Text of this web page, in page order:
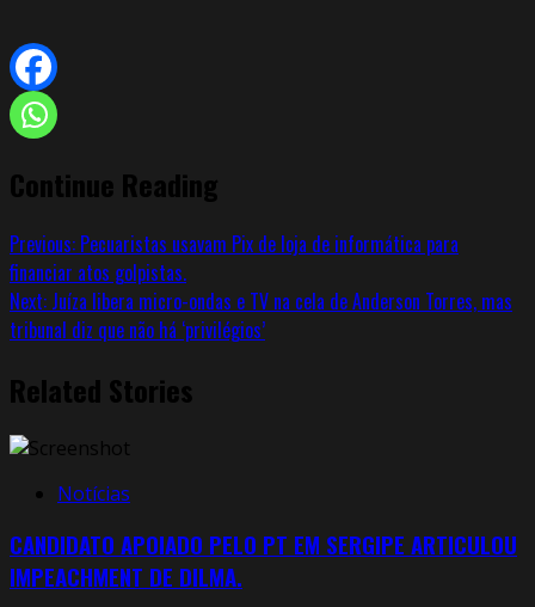
Continue Reading
Previous: Pecuaristas usavam Pix de loja de informática para
financiar atos golpistas.
Next: Juíza libera micro-ondas e TV na cela de Anderson Torres, mas
tribunal diz que não há ‘privilégios’
Related Stories
Notícias
CANDIDATO APOIADO PELO PT EM SERGIPE ARTICULOU
IMPEACHMENT DE DILMA.